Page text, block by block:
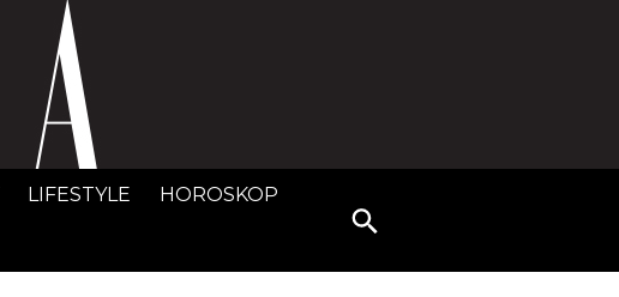
LIFESTYLE HOROSKOP
Search
for: